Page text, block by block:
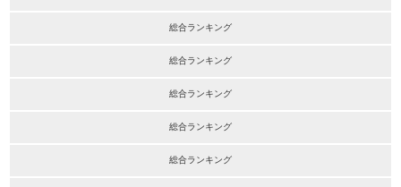
総合ランキング
総合ランキング
総合ランキング
総合ランキング
総合ランキング